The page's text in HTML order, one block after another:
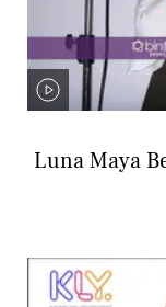
Luna Maya